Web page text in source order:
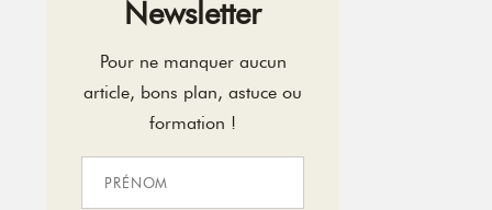
Newsletter
Pour ne manquer aucun
article, bons plan, astuce ou
formation !